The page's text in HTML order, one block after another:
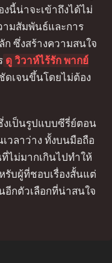
นี้น่าจะเข้าถึงได้ไม่
ามสัมพันธ์และการ
ซึ่งสร้างความสนใจ
ดู วิวาห์ไร้รัก พากย์
ดเจนขึ้นโดยไม่ต้อง
งเป็นรูปแบบซีรี่ย์ตอน
วลาว่าง ทั้งบนมือถือ
ไม่มากเกินไปทำให้
รับผู้ที่ชอบเรื่องสั้นแต่
อีกตัวเลือกที่น่าสนใจ